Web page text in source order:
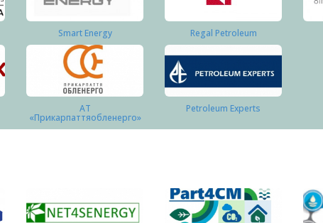
Smart Energy Regal Petroleum
АТ
«Прикарпаттяобленерго»
Petroleum Experts